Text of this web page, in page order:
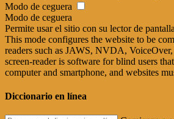
Modo de ceguera
Modo de ceguera
Permite usar el sitio con su lector de pantalla
This mode configures the website to be
readers such as JAWS, NVDA,
screen-reader is software for blind users
computer and smartphone, and websites
Diccionario en línea